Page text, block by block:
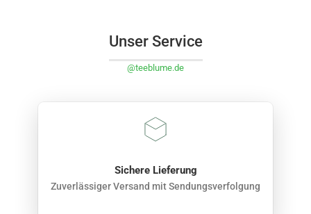
Unser Service
@teeblume.de
Sichere Lieferung
Zuverlässiger Versand mit Sendungsverfolgung